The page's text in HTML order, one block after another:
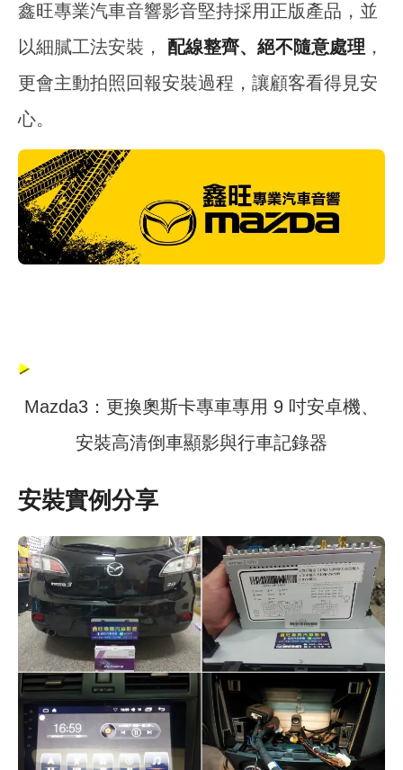
鑫旺專業汽車音響影音堅持採用正版產品，並
以細膩工法安裝， 配線整齊、絕不隨意處理 ，
更會主動拍照回報安裝過程，讓顧客看得見安
心。
Mazda3：更換奧斯卡專車專用 9 吋安卓機、
安裝高清倒車顯影與行車記錄器
安裝實例分享